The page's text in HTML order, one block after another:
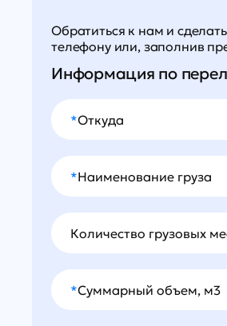
Обратиться к нам и
телефону или, заполнив
Информация по
*Откуда
*Наименование груза
Количество грузовых
*Суммарный объем, м3